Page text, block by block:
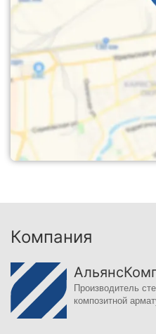
Компания
Производитель
композитной